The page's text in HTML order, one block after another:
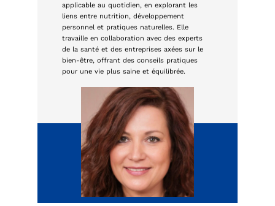
applicable au quotidien, en explorant les
liens entre nutrition, développement
personnel et pratiques naturelles. Elle
travaille en collaboration avec des experts
de la santé et des entreprises axées sur le
bien-être, offrant des conseils pratiques
pour une vie plus saine et équilibrée.